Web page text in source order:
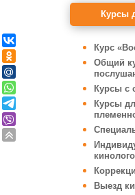
Курсы
Курс
Общий
Курсы с
Курсы
Выезд